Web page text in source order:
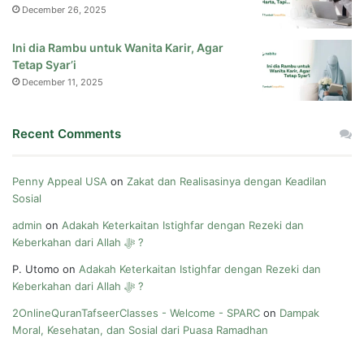
December 26, 2025
Ini dia Rambu untuk Wanita Karir, Agar
Tetap Syar’i
December 11, 2025
Recent Comments
Penny Appeal USA on Zakat dan Realisasinya dengan Keadilan
Sosial
admin on Adakah Keterkaitan Istighfar dengan Rezeki dan
Keberkahan dari Allah ﷻ ?
P. Utomo on Adakah Keterkaitan Istighfar dengan Rezeki dan
Keberkahan dari Allah ﷻ ?
2OnlineQuranTafseerClasses - Welcome - SPARC on Dampak
Moral, Kesehatan, dan Sosial dari Puasa Ramadhan